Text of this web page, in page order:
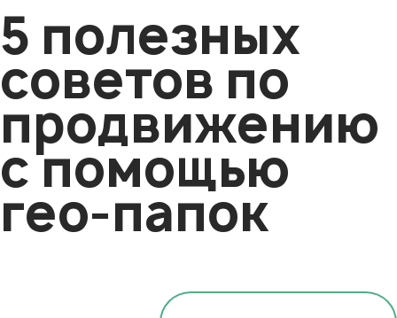
5 полезных
советов по
продвижению
с помощью
гео-папок